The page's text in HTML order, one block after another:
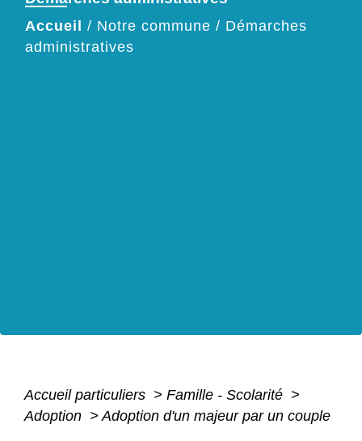
Accueil / Notre commune / Démarches
administratives
Accueil particuliers > Famille - Scolarité >
Adoption > Adoption d'un majeur par un couple